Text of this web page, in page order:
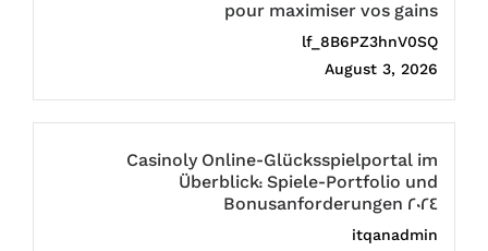
pour maximiser vos gains
lf_8B6PZ3hnV0SQ
August 3, 2026
Casinoly Online-Glücksspielportal im
Überblick: Spiele-Portfolio und
Bonusanforderungen 2024
itqanadmin